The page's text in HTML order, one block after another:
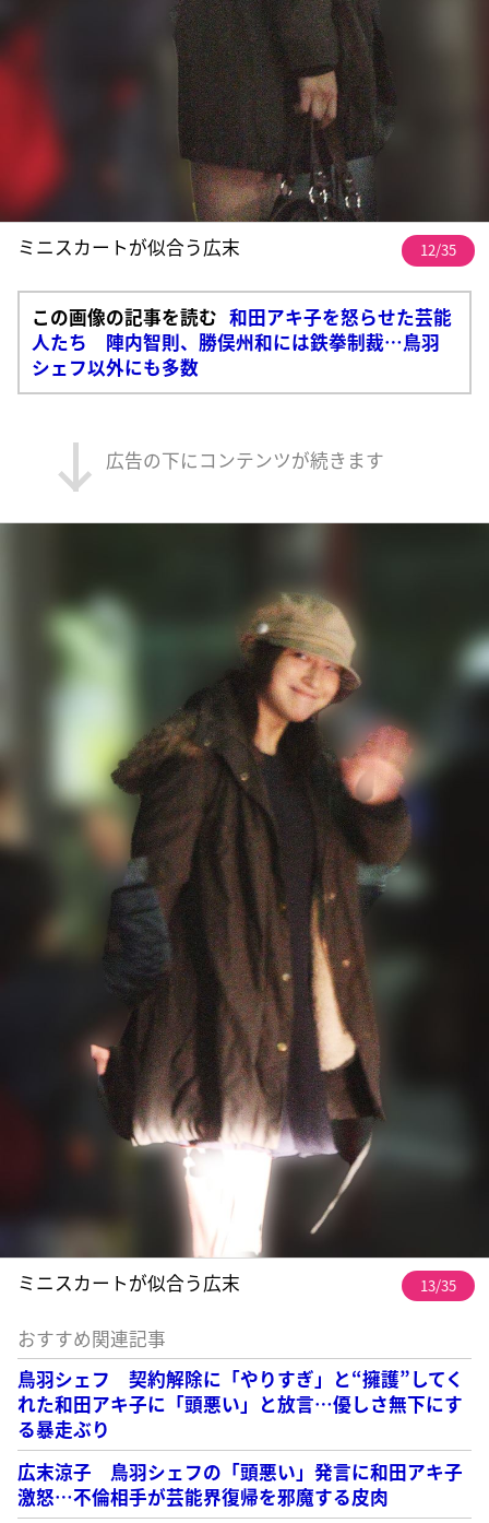
ミニスカートが似合う広末 12/35
この画像の記事を読む 和田アキ子を怒らせた芸能
人たち 陣内智則、勝俣州和には鉄拳制裁…鳥羽
シェフ以外にも多数
広告の下にコンテンツが続きます
ミニスカートが似合う広末 13/35
おすすめ関連記事
鳥羽シェフ 契約解除に「やりすぎ」と“擁護”してく
れた和田アキ子に「頭悪い」と放言…優しさ無下にす
る暴走ぶり
広末涼子 鳥羽シェフの「頭悪い」発言に和田アキ子
激怒…不倫相手が芸能界復帰を邪魔する皮肉